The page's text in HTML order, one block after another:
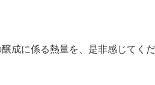
成に係る熱量を、是非感じてくだ